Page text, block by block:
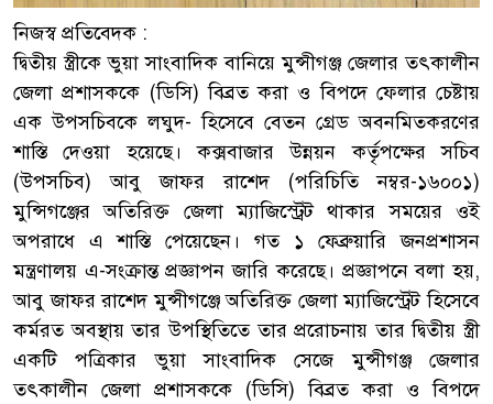
নিজস্ব প্রতিবেদক :
দ্বিতীয় স্ত্রীকে ভুয়া সাংবাদিক বানিয়ে মুন্সীগঞ্জ জেলার তৎকালীন
জেলা প্রশাসককে (ডিসি) বিব্রত করা ও বিপদে ফেলার চেষ্টায়
এক উপসচিবকে লঘুদ- হিসেবে বেতন গ্রেড অবনমিতকরণের
শাস্তি দেওয়া হয়েছে। কক্সবাজার উন্নয়ন কর্তৃপক্ষের সচিব
(উপসচিব) আবু জাফর রাশেদ (পরিচিতি নম্বর-১৬০০১)
মুন্সিগঞ্জের অতিরিক্ত জেলা ম্যাজিস্ট্রেট থাকার সময়ের ওই
অপরাধে এ শাস্তি পেয়েছেন। গত ১ ফেব্রুয়ারি জনপ্রশাসন
মন্ত্রণালয় এ-সংক্রান্ত প্রজ্ঞাপন জারি করেছে। প্রজ্ঞাপনে বলা হয়,
আবু জাফর রাশেদ মুন্সীগঞ্জে অতিরিক্ত জেলা ম্যাজিস্ট্রেট হিসেবে
কর্মরত অবস্থায় তার উপস্থিতিতে তার প্ররোচনায় তার দ্বিতীয় স্ত্রী
একটি পত্রিকার ভুয়া সাংবাদিক সেজে মুন্সীগঞ্জ জেলার
তৎকালীন জেলা প্রশাসককে (ডিসি) বিব্রত করা ও বিপদে